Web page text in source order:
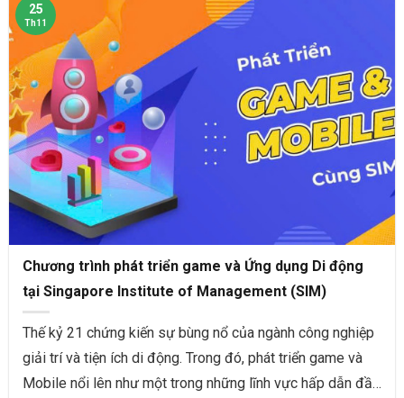
25
Th11
Chương trình phát triển game và Ứng dụng Di động
tại Singapore Institute of Management (SIM)
Thế kỷ 21 chứng kiến sự bùng nổ của ngành công nghiệp
giải trí và tiện ích di động. Trong đó, phát triển game và
Mobile nổi lên như một trong những lĩnh vực hấp dẫn đầy